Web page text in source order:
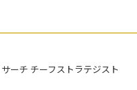
ーチ チーフストラテジスト